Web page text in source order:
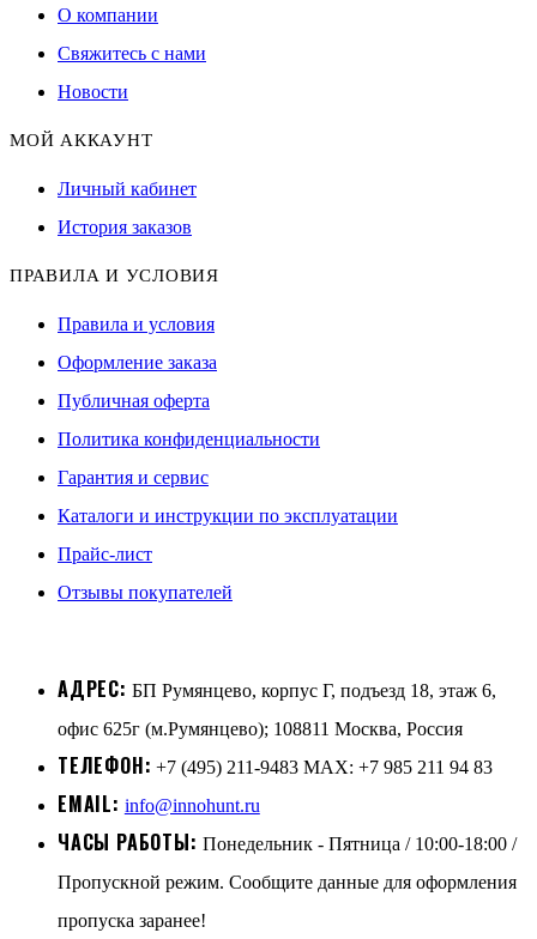
О компании
Свяжитесь с нами
Новости
МОЙ АККАУНТ
Личный кабинет
История заказов
ПРАВИЛА И УСЛОВИЯ
Правила и условия
Оформление заказа
Публичная оферта
Политика конфиденциальности
Гарантия и сервис
Каталоги и инструкции по эксплуатации
Прайс-лист
Отзывы покупателей
АДРЕС: БП Румянцево, корпус Г, подъезд 18, этаж 6,
офис 625г (м.Румянцево); 108811 Москва, Россия
ТЕЛЕФОН: +7 (495) 211-9483 MAX: +7 985 211 94 83
EMAIL: info@innohunt.ru
ЧАСЫ РАБОТЫ: Понедельник - Пятница / 10:00-18:00 /
Пропускной режим. Сообщите данные для оформления
пропуска заранее!